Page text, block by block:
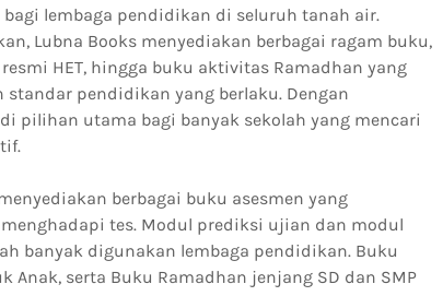
lembaga pendidikan di seluruh tanah air.
Lubna Books menyediakan berbagai ragam buku,
HET, hingga buku aktivitas Ramadhan yang
pendidikan yang berlaku. Dengan
pilihan utama bagi banyak sekolah yang mencari
berbagai buku asesmen yang
tes. Modul prediksi ujian dan modul
banyak digunakan lembaga pendidikan. Buku
Anak, serta Buku Ramadhan jenjang SD dan SMP